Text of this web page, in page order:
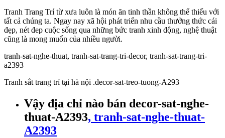
Tranh Trang Trí từ xưa luôn là món ăn tinh thần không thể thiếu với
tất cả chúng ta. Ngay nay xã hội phát triển nhu cầu thưởng thức cái
đẹp, nét đep cuộc sống qua những bức tranh xinh động, nghệ thuật
cũng là mong muốn của nhiều người.
tranh-sat-nghe-thuat, tranh-sat-trang-tri-decor, tranh-sat-trang-tri-
a2393
Tranh sắt trang trí tại hà nội .decor-sat-treo-tuong-A293
Vậy địa chỉ nào bán decor-sat-nghe-
thuat-A2393, tranh-sat-nghe-thuat-
A2393